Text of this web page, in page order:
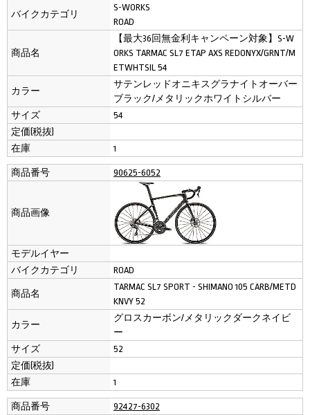
バイクカテゴリ
S-WORKS
ROAD
商品名
【最大36回無金利キャンペーン対象】S-W
ORKS TARMAC SL7 ETAP AXS REDONYX/GRNT/M
ETWHTSIL 54
カラー
サテンレッドオニキスグラナイトオーバー
ブラック/メタリックホワイトシルバー
サイズ
54
定価(税抜)
在庫
1
商品番号 90625-6052
商品画像
モデルイヤー
バイクカテゴリ
ROAD
商品名
TARMAC SL7 SPORT - SHIMANO 105 CARB/METD
KNVY 52
カラー
グロスカーボン/メタリックダークネイビ
ー
サイズ
52
定価(税抜)
在庫
1
商品番号 92427-6302